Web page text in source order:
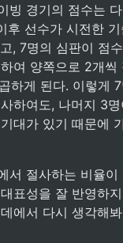
빙 경기의 점수는
후 선수가 시전한
, 7명의 심판이 점
여 양쪽으로 2개씩
하게 된다. 이렇게
하여도, 나머지 3
대가 있기 때문에
서 절사하는 비율이
표성을 잘 반영하
에서 다시 생각해